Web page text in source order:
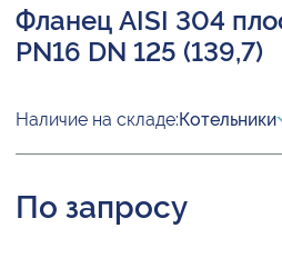
Фланец AISI 304
PN16 DN 125 (139,7)
Наличие на складе:Котельники
По запросу